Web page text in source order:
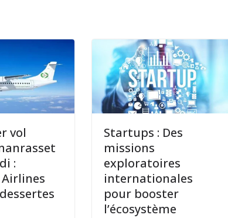
vol
:
Startups : Des
missions
exploratoires
internationales
pour booster
l’écosystème